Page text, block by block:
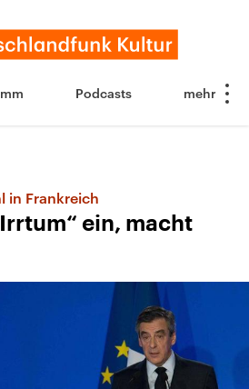
Podcasts
in Frankreich
ein, macht